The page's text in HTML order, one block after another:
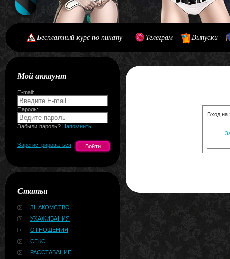
Бесплатный курс по пикапу Телеграм Выпуски
Мой аккаунт
E-mail:
Пароль:
Забыли пароль? Напомнить
Зарегистрироваться
Статьи
ЗНАКОМСТВО
УХАЖИВАНИЯ
ОТНОШЕНИЯ
СЕКС
РАССТАВАНИЕ
Вход на